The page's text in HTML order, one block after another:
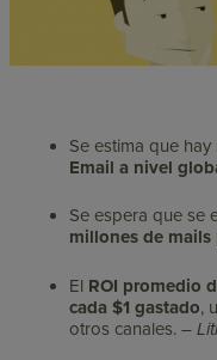
Se estima que
Email a nivel
Se espera que se
millones de
El ROI promedio
cada $1 gastado,
otros canales. –